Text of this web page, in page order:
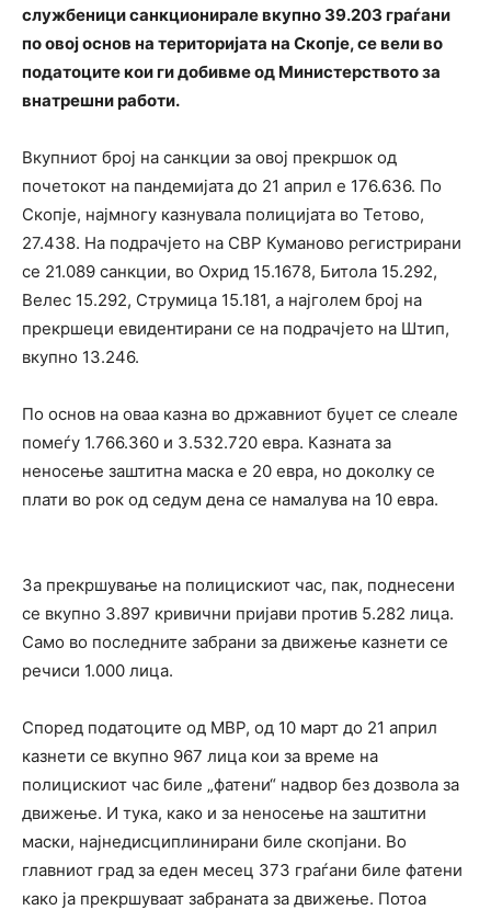
службеници санкционирале вкупно 39.203 граѓани
по овој основ на територијата на Скопје, се вели во
податоците кои ги добивме од Министерството за
внатрешни работи.
Вкупниот број на санкции за овој прекршок од
почетокот на пандемијата до 21 април е 176.636. По
Скопје, најмногу казнувала полицијата во Тетово,
27.438. На подрачјето на СВР Куманово регистрирани
се 21.089 санкции, во Охрид 15.1678, Битола 15.292,
Велес 15.292, Струмица 15.181, а најголем број на
прекршеци евидентирани се на подрачјето на Штип,
вкупно 13.246.
По основ на оваа казна во државниот буџет се слеале
помеѓу 1.766.360 и 3.532.720 евра. Казната за
неносење заштитна маска е 20 евра, но доколку се
плати во рок од седум дена се намалува на 10 евра.
За прекршување на полицискиот час, пак, поднесени
се вкупно 3.897 кривични пријави против 5.282 лица.
Само во последните забрани за движење казнети се
речиси 1.000 лица.
Според податоците од МВР, од 10 март до 21 април
казнети се вкупно 967 лица кои за време на
полицискиот час биле „фатени“ надвор без дозвола за
движење. И тука, како и за неносење на заштитни
маски, најнедисциплинирани биле скопјани. Во
главниот град за еден месец 373 граѓани биле фатени
како ја прекршуваат забраната за движење. Потоа